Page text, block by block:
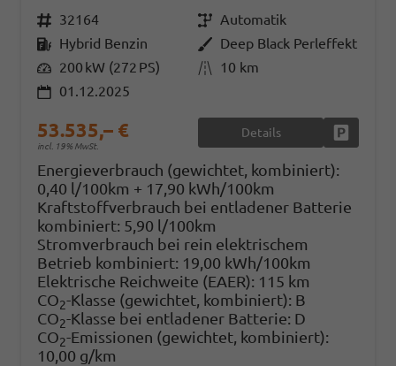
Fahrzeugnr. 32164 GetriebeAutomatik
Kraftstoff Hybrid Benzin AußenfarbeDeep Black Perleffekt
Leistung 200 kW (272 PS) Kilometerstand 10 km
01.12.2025
53.535,– €
incl. 19% MwSt.
Details
Energieverbrauch (gewichtet, kombiniert):
0,40 l/100km + 17,90 kWh/100km
Kraftstoffverbrauch bei entladener Batterie
kombiniert: 5,90 l/100km
Stromverbrauch bei rein elektrischem
Betrieb kombiniert: 19,00 kWh/100km
Elektrische Reichweite (EAER): 115 km
CO2-Klasse (gewichtet, kombiniert): B
CO2-Klasse bei entladener Batterie: D
CO2-Emissionen (gewichtet, kombiniert):
10,00 g/km